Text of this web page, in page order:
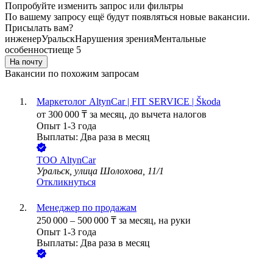
Попробуйте изменить запрос или фильтры
По вашему запросу ещё будут появляться новые вакансии.
Присылать вам?
инженерУральскНарушения зренияМентальные
особенностиеще 5
На почту
Вакансии по похожим запросам
Маркетолог AltynCar | FIT SERVICE | Škoda
от 300 000 ₸ за месяц, до вычета налогов
Опыт 1-3 года
Выплаты: Два раза в месяц
ТОО AltynCar
Уральск, улица Шолохова, 11/1
Откликнуться
Менеджер по продажам
250 000 – 500 000 ₸ за месяц, на руки
Опыт 1-3 года
Выплаты: Два раза в месяц